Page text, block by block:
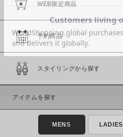
価格
～
商品タイプ
通常商品
WEB限定商品
予約商品
スタイリングから探す
アイテムを探す
MENS LADIES